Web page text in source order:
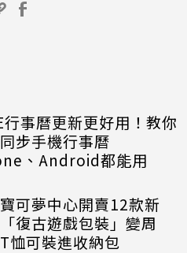
行事曆更新更好用！教你
步手機行事曆
、Android都能用
可夢中心開賣12款新
復古遊戲包裝」變周
恤可裝進收納包